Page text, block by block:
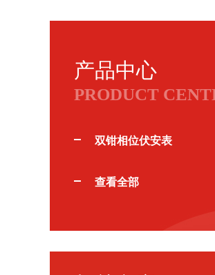
产品中心
PRODUCT
双钳相位伏安表
查看全部